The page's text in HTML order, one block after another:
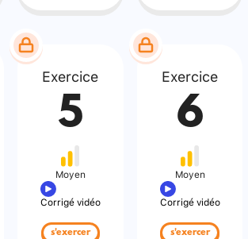
Exercice
5
Moyen
Corrigé vidéo
s'exercer
Exercice
6
Moyen
Corrigé vidéo
s'exercer